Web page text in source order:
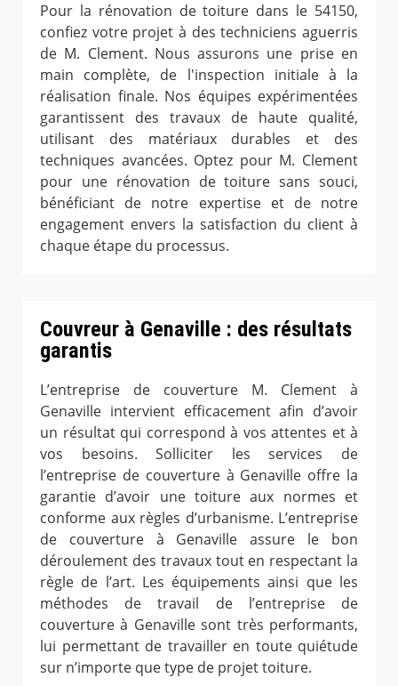
Pour la rénovation de toiture dans le 54150,
confiez votre projet à des techniciens aguerris
de M. Clement. Nous assurons une prise en
main complète, de l'inspection initiale à la
réalisation finale. Nos équipes expérimentées
garantissent des travaux de haute qualité,
utilisant des matériaux durables et des
techniques avancées. Optez pour M. Clement
pour une rénovation de toiture sans souci,
bénéficiant de notre expertise et de notre
engagement envers la satisfaction du client à
chaque étape du processus.
Couvreur à Genaville : des résultats
garantis
L’entreprise de couverture M. Clement à
Genaville intervient efficacement afin d’avoir
un résultat qui correspond à vos attentes et à
vos besoins. Solliciter les services de
l’entreprise de couverture à Genaville offre la
garantie d’avoir une toiture aux normes et
conforme aux règles d’urbanisme. L’entreprise
de couverture à Genaville assure le bon
déroulement des travaux tout en respectant la
règle de l’art. Les équipements ainsi que les
méthodes de travail de l’entreprise de
couverture à Genaville sont très performants,
lui permettant de travailler en toute quiétude
sur n’importe que type de projet toiture.